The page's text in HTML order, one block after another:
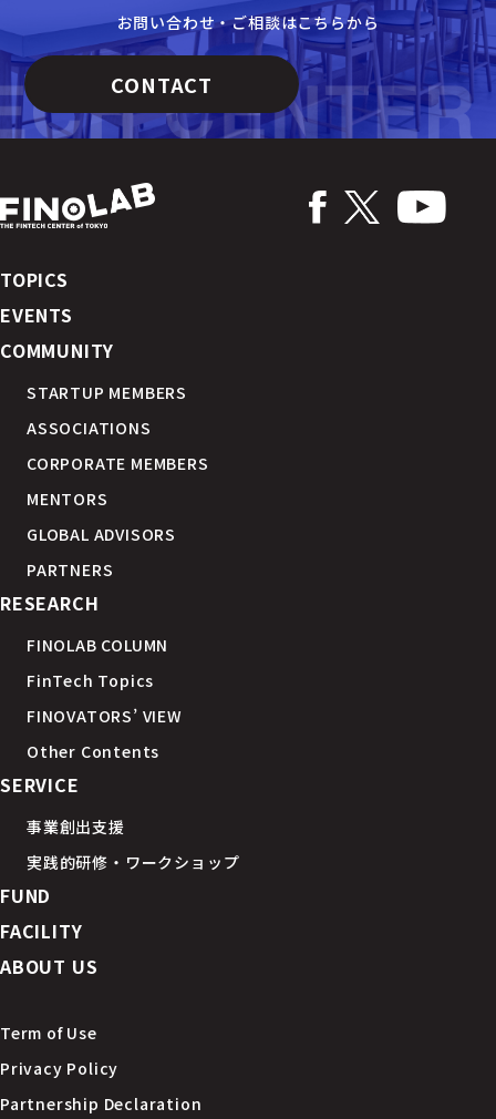
お問い合わせ・ご相談はこちらから
CONTACT
TOPICS
EVENTS
COMMUNITY
STARTUP MEMBERS
ASSOCIATIONS
CORPORATE MEMBERS
MENTORS
GLOBAL ADVISORS
PARTNERS
RESEARCH
FINOLAB COLUMN
FinTech Topics
FINOVATORS’ VIEW
Other Contents
SERVICE
事業創出支援
実践的研修・ワークショップ
FUND
FACILITY
ABOUT US
Term of Use
Privacy Policy
Partnership Declaration